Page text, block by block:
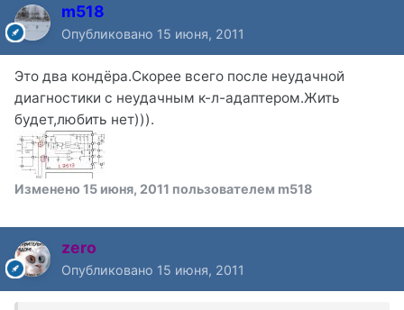
m518
Опубликовано 15 июня, 2011
Это два кондёра.Скорее всего после неудачной
диагностики с неудачным к-л-адаптером.Жить
будет,любить нет))).
Изменено 15 июня, 2011 пользователем m518
zero
Опубликовано 15 июня, 2011